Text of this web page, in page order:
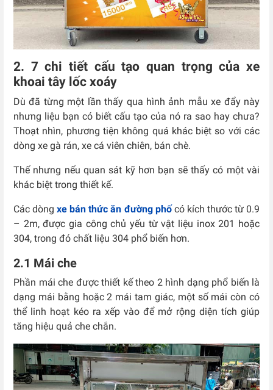
2. 7 chi tiết cấu tạo quan trọng của xe
khoai tây lốc xoáy
Dù đã từng một lần thấy qua hình ảnh mẫu xe đẩy này
nhưng liệu bạn có biết cấu tạo của nó ra sao hay chưa?
Thoạt nhìn, phương tiện không quá khác biệt so với các
dòng xe gà rán, xe cá viên chiên, bán chè.
Thế nhưng nếu quan sát kỹ hơn bạn sẽ thấy có một vài
khác biệt trong thiết kế.
Các dòngxe bán thức ăn đường phốcó kích thước từ 0.9
– 2m, được gia công chủ yếu từ vật liệu inox 201 hoặc
304, trong đó chất liệu 304 phổ biến hơn.
2.1 Mái che
Phần mái che được thiết kế theo 2 hình dạng phổ biến là
dạng mái bằng hoặc 2 mái tam giác, một số mái còn có
thể linh hoạt kéo ra xếp vào để mở rộng diện tích giúp
tăng hiệu quả che chắn.